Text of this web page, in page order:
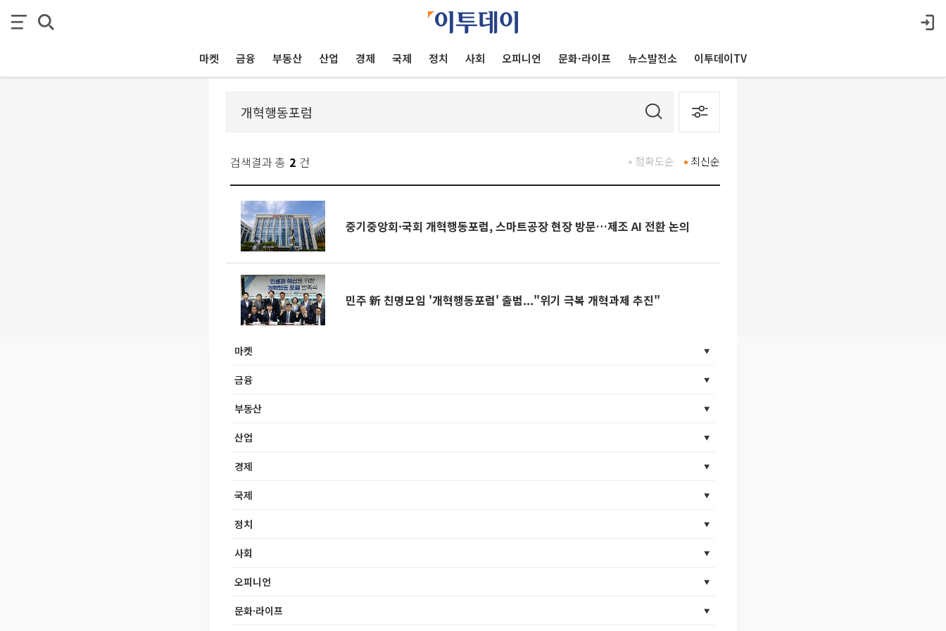
마켓 금융 부동산 산업 경제 국제 정치 사회 오피니언 문화·라이프 뉴스발전소 이투데이TV
검색결과 총 2 건 최신순
정확도순
중기중앙회·국회 개혁행동포럼, 스마트공장 현장 방문…제조 AI 전환 논의
민주 新 친명모임 '개혁행동포럼' 출범..."위기 극복 개혁과제 추진"
마켓
금융
부동산
산업
경제
국제
정치
사회
오피니언
문화·라이프